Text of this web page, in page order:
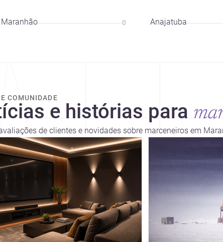
0 Anajatuba
COMUNIDADE
e histórias para
de clientes e novidades sobre marceneiros em